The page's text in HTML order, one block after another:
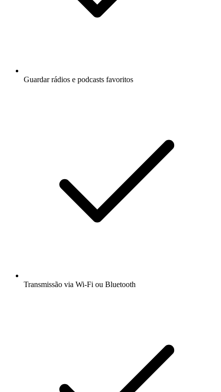
Guardar rádios e podcasts favoritos
Transmissão via Wi-Fi ou Bluetooth